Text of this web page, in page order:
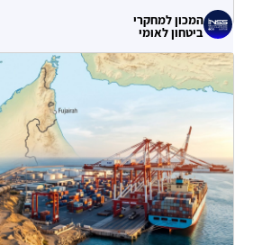
המכון למחקרי
ביטחון לאומי
לא רק הנזק המיידי: מה
הסייבר נגד תשתיות המים